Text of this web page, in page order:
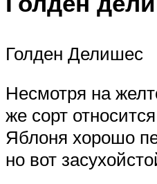
Голден Делишес
Несмотря на
же сорт
Яблоня хорошо
но вот